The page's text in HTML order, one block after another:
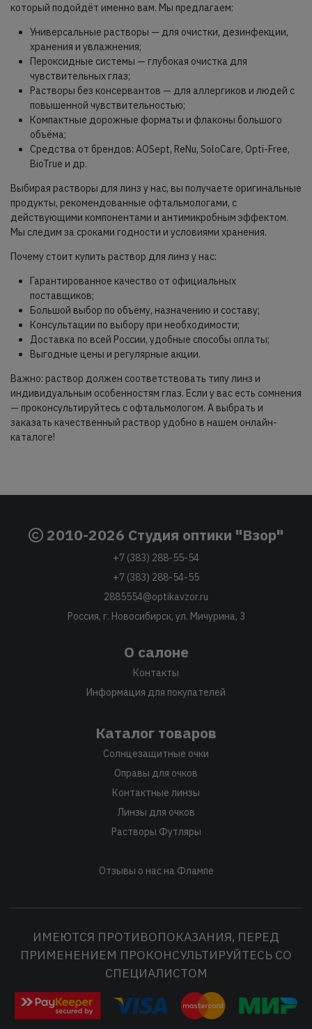
который подойдёт именно вам. Мы предлагаем:
Универсальные растворы — для очистки, дезинфекции,
хранения и увлажнения;
Пероксидные системы — глубокая очистка для
чувствительных глаз;
Растворы без консервантов — для аллергиков и людей с
повышенной чувствительностью;
Компактные дорожные форматы и флаконы большого
объёма;
Средства от брендов: AOSept, ReNu, SoloCare, Opti-Free,
BioTrue и др.
Выбирая растворы для линз у нас, вы получаете оригинальные
продукты, рекомендованные офтальмологами, с
действующими компонентами и антимикробным эффектом.
Мы следим за сроками годности и условиями хранения.
Почему стоит купить раствор для линз у нас:
Гарантированное качество от официальных
поставщиков;
Большой выбор по объёму, назначению и составу;
Консультации по выбору при необходимости;
Доставка по всей России, удобные способы оплаты;
Выгодные цены и регулярные акции.
Важно: раствор должен соответствовать типу линз и
индивидуальным особенностям глаз. Если у вас есть сомнения
— проконсультируйтесь с офтальмологом. А выбрать и
заказать качественный раствор удобно в нашем онлайн-
каталоге!
2010-2026 Студия оптики "Взор"
+7 (383) 288-55-54
+7 (383) 288-54-55
2885554@optikavzor.ru
Россия, г. Новосибирск, ул. Мичурина, 3
О салоне
Контакты
Информация для покупателей
Каталог товаров
Солнцезащитные очки
Оправы для очков
Контактные линзы
Линзы для очков
Растворы Футляры
Отзывы о нас на Флампе
ИМЕЮТСЯ ПРОТИВОПОКАЗАНИЯ, ПЕРЕД
ПРИМЕНЕНИЕМ ПРОКОНСУЛЬТИРУЙТЕСЬ СО
СПЕЦИАЛИСТОМ